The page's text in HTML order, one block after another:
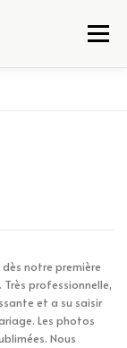
Menu
notre première
professionnelle,
et a su saisir
Les photos
Nous